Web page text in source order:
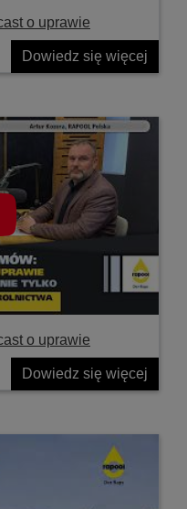
o uprawie
Dowiedz się więcej
o uprawie
Dowiedz się więcej